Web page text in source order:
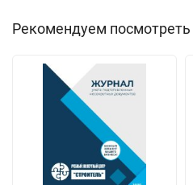
Рекомендуем посмотреть